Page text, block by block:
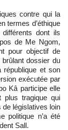
contre qui la
termes d’éthique
dont ils
de Me Ngom,
pour objectif de
dossier du
et son
exécutée par
Kâ participe elle
plus tragique qui
législatives loin
politique n’a été
Sall.